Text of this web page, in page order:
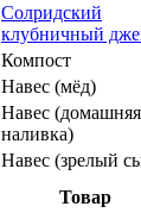
Солридский
клубничный
Компост
Навес (мёд)
Навес (домашняя
наливка)
Навес (зрелый
Товар